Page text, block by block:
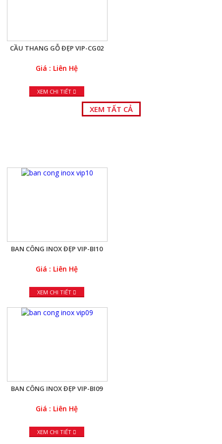
CẦU THANG GỖ ĐẸP VIP-CG02
Giá : Liên Hệ
XEM CHI TIẾT
XEM TẤT CẢ
BAN CÔNG INOX ĐẸP VIP-BI10
Giá : Liên Hệ
XEM CHI TIẾT
BAN CÔNG INOX ĐẸP VIP-BI09
Giá : Liên Hệ
XEM CHI TIẾT